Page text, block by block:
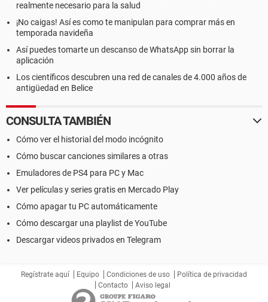
realmente necesario para la salud
¡No caigas! Así es como te manipulan para comprar más en
temporada navideña
Así puedes tomarte un descanso de WhatsApp sin borrar la
aplicación
Los científicos descubren una red de canales de 4.000 años de
antigüedad en Belice
CONSULTA TAMBIÉN
Cómo ver el historial del modo incógnito
Cómo buscar canciones similares a otras
Emuladores de PS4 para PC y Mac
Ver películas y series gratis en Mercado Play
Cómo apagar tu PC automáticamente
Cómo descargar una playlist de YouTube
Descargar videos privados en Telegram
Regístrate aquí Equipo Condiciones de uso
Política de privacidad
Contacto
Aviso legal